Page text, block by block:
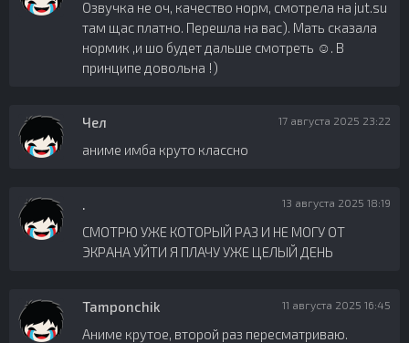
Озвучка не оч, качество норм, смотрела на jut.su
там щас платно. Перешла на вас). Мать сказала
нормик ,и шо будет дальше смотреть ☺️. В
принципе довольна !)
Чел 17 августа 2025 23:22
аниме имба круто классно
. 13 августа 2025 18:19
СМОТРЮ УЖЕ КОТОРЫЙ РАЗ И НЕ МОГУ ОТ
ЭКРАНА УЙТИ Я ПЛАЧУ УЖЕ ЦЕЛЫЙ ДЕНЬ
Tamponchik 11 августа 2025 16:45
Аниме крутое, второй раз пересматриваю.